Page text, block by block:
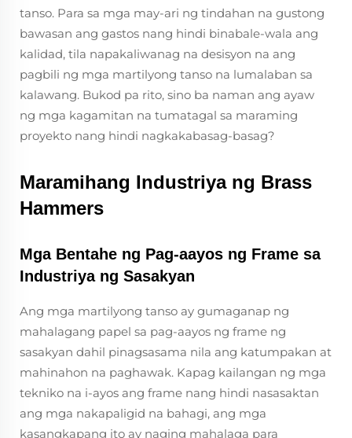
tanso. Para sa mga may-ari ng tindahan na gustong
bawasan ang gastos nang hindi binabale-wala ang
kalidad, tila napakaliwanag na desisyon na ang
pagbili ng mga martilyong tanso na lumalaban sa
kalawang. Bukod pa rito, sino ba naman ang ayaw
ng mga kagamitan na tumatagal sa maraming
proyekto nang hindi nagkakabasag-basag?
Maramihang Industriya ng Brass
Hammers
Mga Bentahe ng Pag-aayos ng Frame sa
Industriya ng Sasakyan
Ang mga martilyong tanso ay gumaganap ng
mahalagang papel sa pag-aayos ng frame ng
sasakyan dahil pinagsasama nila ang katumpakan at
mahinahon na paghawak. Kapag kailangan ng mga
tekniko na i-ayos ang frame nang hindi nasasaktan
ang mga nakapaligid na bahagi, ang mga
kasangkapang ito ay naging mahalaga para